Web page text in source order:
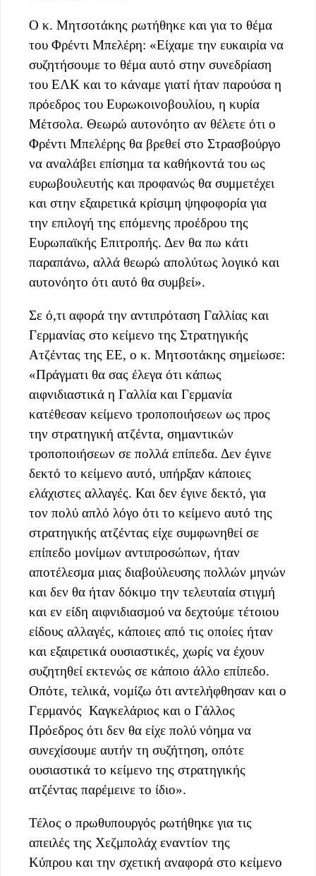
Ο κ. Μητσοτάκης ρωτήθηκε και για το θέμα
του Φρέντι Μπελέρη: «Είχαμε την ευκαιρία να
συζητήσουμε το θέμα αυτό στην συνεδρίαση
του ΕΛΚ και το κάναμε γιατί ήταν παρούσα η
πρόεδρος του Ευρωκοινοβουλίου, η κυρία
Μέτσολα. Θεωρώ αυτονόητο αν θέλετε ότι ο
Φρέντι Μπελέρης θα βρεθεί στο Στρασβούργο
να αναλάβει επίσημα τα καθήκοντά του ως
ευρωβουλευτής και προφανώς θα συμμετέχει
και στην εξαιρετικά κρίσιμη ψηφοφορία για
την επιλογή της επόμενης προέδρου της
Ευρωπαϊκής Επιτροπής. Δεν θα πω κάτι
παραπάνω, αλλά θεωρώ απολύτως λογικό και
αυτονόητο ότι αυτό θα συμβεί».
Σε ό,τι αφορά την αντιπρόταση Γαλλίας και
Γερμανίας στο κείμενο της Στρατηγικής
Ατζέντας της ΕΕ, ο κ. Μητσοτάκης σημείωσε:
«Πράγματι θα σας έλεγα ότι κάπως
αιφνιδιαστικά η Γαλλία και Γερμανία
κατέθεσαν κείμενο τροποποιήσεων ως προς
την στρατηγική ατζέντα, σημαντικών
τροποποιήσεων σε πολλά επίπεδα. Δεν έγινε
δεκτό το κείμενο αυτό, υπήρξαν κάποιες
ελάχιστες αλλαγές. Και δεν έγινε δεκτό, για
τον πολύ απλό λόγο ότι το κείμενο αυτό της
στρατηγικής ατζέντας είχε συμφωνηθεί σε
επίπεδο μονίμων αντιπροσώπων, ήταν
αποτέλεσμα μιας διαβούλευσης πολλών μηνών
και δεν θα ήταν δόκιμο την τελευταία στιγμή
και εν είδη αιφνιδιασμού να δεχτούμε τέτοιου
είδους αλλαγές, κάποιες από τις οποίες ήταν
και εξαιρετικά ουσιαστικές, χωρίς να έχουν
συζητηθεί εκτενώς σε κάποιο άλλο επίπεδο.
Οπότε, τελικά, νομίζω ότι αντελήφθησαν και ο
Γερμανός Καγκελάριος και ο Γάλλος
Πρόεδρος ότι δεν θα είχε πολύ νόημα να
συνεχίσουμε αυτήν τη συζήτηση, οπότε
ουσιαστικά το κείμενο της στρατηγικής
ατζέντας παρέμεινε το ίδιο».
Τέλος ο πρωθυπουργός ρωτήθηκε για τις
απειλές της Χεζμπολάχ εναντίον της
Κύπρου και την σχετική αναφορά στο κείμενο